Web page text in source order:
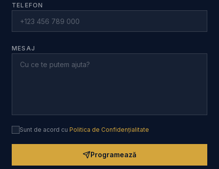
TELEFON
MESAJ
Sunt de acord cu Politica de Confidențialitate
Programează